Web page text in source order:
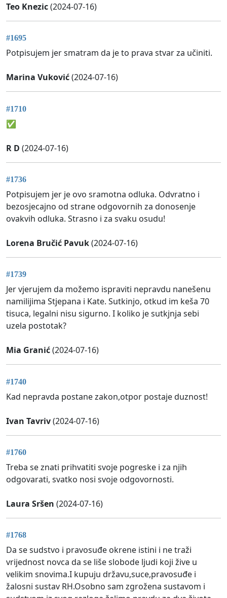
Teo Knezic(2024-07-16)
#1695
Potpisujem jer smatram da je to prava stvar za učiniti.
Marina Vuković(2024-07-16)
#1710
✅
R D (2024-07-16)
#1736
Potpisujem jer je ovo sramotna odluka. Odvratno i
bezosjecajno od strane odgovornih za donosenje
ovakvih odluka. Strasno i za svaku osudu!
Lorena Bručić Pavuk(2024-07-16)
#1739
Jer vjerujem da možemo ispraviti nepravdu nanešenu
namilijima Stjepana i Kate. Sutkinjo, otkud im keša 70
tisuca, legalni nisu sigurno. I koliko je sutkjnja sebi
uzela postotak?
Mia Granić(2024-07-16)
#1740
Kad nepravda postane zakon,otpor postaje duznost!
Ivan Tavriv(2024-07-16)
#1760
Treba se znati prihvatiti svoje pogreske i za njih
odgovarati, svatko nosi svoje odgovornosti.
Laura Sršen (2024-07-16)
#1768
Da se sudstvo i pravosuđe okrene istini i ne traži
vrijednost novca da se liše slobode ljudi koji žive u
velikim snovima.I kupuju državu,suce,pravosuđe i
žalosni sustav RH.Osobno sam zgrožena sustavom i